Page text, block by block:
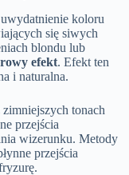
koloru
się siwych
blondu lub
efekt. Efekt ten
i naturalna.
tonach
przejścia
wizerunku. Metody
przejścia